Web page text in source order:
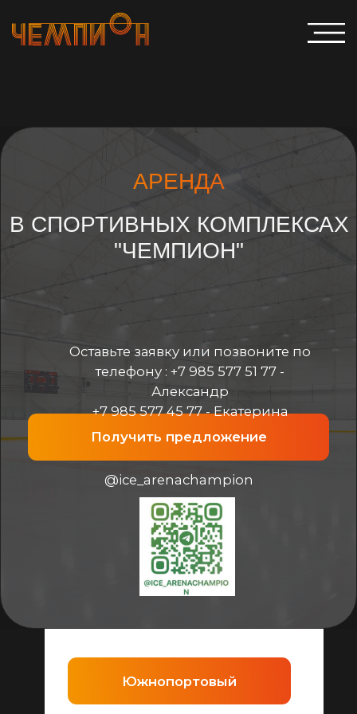
"ЧЕМПИОН"
Оставьте заявку или позвоните по
телефону : +7 985 577 51 77 -
АРЕНДА
Южнопортовый
Олонецкий